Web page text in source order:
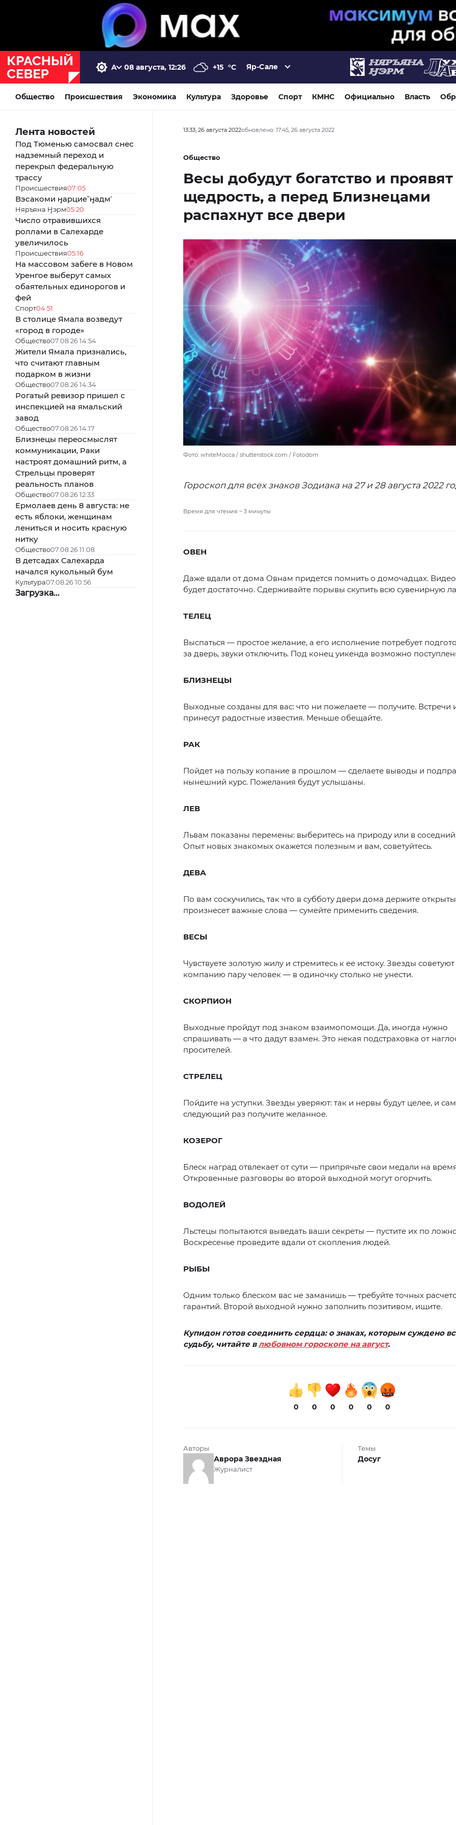
08 августа, 12:26 +15 °C Яр-Сале
Общество Происшествия Экономика Культура Здоровье Спорт КМНС Официально Власть
Лента новостей
Под Тюменью самосвал снес
надземный переход и
перекрыл федеральную
трассу
Происшествия07:05
Вэсакоми ӈарциеˮӈадмʼ
Няръяна Ӈэрм05:20
Число отравившихся
роллами в Салехарде
увеличилось
Происшествия05:16
На массовом забеге в Новом
Уренгое выберут самых
обаятельных единорогов и
фей
Спорт04:51
В столице Ямала возведут
«город в городе»
Общество07.08.26 14:54
Жители Ямала признались,
что считают главным
подарком в жизни
Общество07.08.26 14:34
Рогатый ревизор пришел с
инспекцией на ямальский
завод
Общество07.08.26 14:17
Близнецы переосмыслят
коммуникации, Раки
настроят домашний ритм, а
Стрельцы проверят
реальность планов
Общество07.08.26 12:33
Ермолаев день 8 августа: не
есть яблоки, женщинам
лениться и носить красную
нитку
Общество07.08.26 11:08
В детсадах Салехарда
начался кукольный бум
Культура07.08.26 10:56
Загрузка...
13:33, 26 августа 2022обновлено: 17:45, 26 августа 2022
Общество
Весы добудут богатство и проявят
щедрость, а перед Близнецами
распахнут все двери
Фото: whiteMocca / shutterstock.com / Fotodom
Гороскоп для всех знаков Зодиака на 27 и 28 августа 2022
Время для чтения ~ 3 минуты
ОВЕН
Даже вдали от дома Овнам придется помнить о домочадцах.
будет достаточно. Сдерживайте порывы скупить всю сувенирную
ТЕЛЕЦ
Выспаться — простое желание, а его исполнение потребует
за дверь, звуки отключить. Под конец уикенда возможно
БЛИЗНЕЦЫ
Выходные созданы для вас: что ни пожелаете — получите.
принесут радостные известия. Меньше обещайте.
РАК
Пойдет на пользу копание в прошлом — сделаете выводы и
нынешний курс. Пожелания будут услышаны.
ЛЕВ
Львам показаны перемены: выберитесь на природу или в
Опыт новых знакомых окажется полезным и вам, советуйтесь.
ДЕВА
По вам соскучились, так что в субботу двери дома держите
произнесет важные слова — сумейте применить сведения.
ВЕСЫ
Чувствуете золотую жилу и стремитесь к ее истоку. Звезды советуют
компанию пару человек — в одиночку столько не унести.
СКОРПИОН
Выходные пройдут под знаком взаимопомощи. Да, иногда нужно
спрашивать — а что дадут взамен. Это некая подстраховка от
просителей.
СТРЕЛЕЦ
Пойдите на уступки. Звезды уверяют: так и нервы будут целее, и
следующий раз получите желанное.
КОЗЕРОГ
Блеск наград отвлекает от сути — припрячьте свои медали на
Откровенные разговоры во второй выходной могут огорчить.
ВОДОЛЕЙ
Льстецы попытаются выведать ваши секреты — пустите их по
Воскресенье проведите вдали от скопления людей.
РЫБЫ
Одним только блеском вас не заманишь — требуйте точных
гарантий. Второй выходной нужно заполнить позитивом, ищите.
Купидон готов соединить сердца: о знаках, которым суждено
судьбу, читайте влюбовном гороскопе на август.
0 0 0 0 0 0
Авторы
Аврора Звездная
Журналист
Темы
Досуг